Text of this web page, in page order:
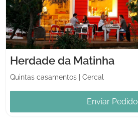
Herdade da Matinha
Quintas casamentos Cercal
Enviar Pedido